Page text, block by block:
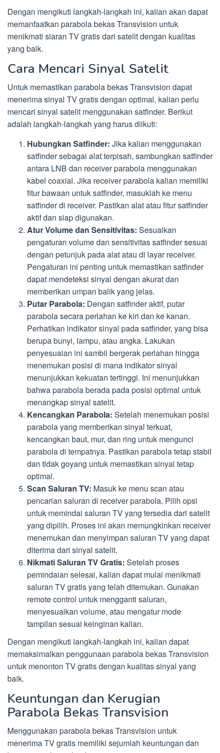
Dengan mengikuti langkah-langkah ini, kalian akan dapat
memanfaatkan parabola bekas Transvision untuk
menikmati siaran TV gratis dari satelit dengan kualitas
yang baik.
Cara Mencari Sinyal Satelit
Untuk memastikan parabola bekas Transvision dapat
menerima sinyal TV gratis dengan optimal, kalian perlu
mencari sinyal satelit menggunakan satfinder. Berikut
adalah langkah-langkah yang harus diikuti:
Hubungkan Satfinder: Jika kalian menggunakan
satfinder sebagai alat terpisah, sambungkan satfinder
antara LNB dan receiver parabola menggunakan
kabel coaxial. Jika receiver parabola kalian memiliki
fitur bawaan untuk satfinder, masuklah ke menu
satfinder di receiver. Pastikan alat atau fitur satfinder
aktif dan siap digunakan.
Atur Volume dan Sensitivitas: Sesuaikan
pengaturan volume dan sensitivitas satfinder sesuai
dengan petunjuk pada alat atau di layar receiver.
Pengaturan ini penting untuk memastikan satfinder
dapat mendeteksi sinyal dengan akurat dan
memberikan umpan balik yang jelas.
Putar Parabola: Dengan satfinder aktif, putar
parabola secara perlahan ke kiri dan ke kanan.
Perhatikan indikator sinyal pada satfinder, yang bisa
berupa bunyi, lampu, atau angka. Lakukan
penyesuaian ini sambil bergerak perlahan hingga
menemukan posisi di mana indikator sinyal
menunjukkan kekuatan tertinggi. Ini menunjukkan
bahwa parabola berada pada posisi optimal untuk
menangkap sinyal satelit.
Kencangkan Parabola: Setelah menemukan posisi
parabola yang memberikan sinyal terkuat,
kencangkan baut, mur, dan ring untuk mengunci
parabola di tempatnya. Pastikan parabola tetap stabil
dan tidak goyang untuk memastikan sinyal tetap
optimal.
Scan Saluran TV: Masuk ke menu scan atau
pencarian saluran di receiver parabola. Pilih opsi
untuk memindai saluran TV yang tersedia dari satelit
yang dipilih. Proses ini akan memungkinkan receiver
menemukan dan menyimpan saluran TV yang dapat
diterima dari sinyal satelit.
Nikmati Saluran TV Gratis: Setelah proses
pemindaian selesai, kalian dapat mulai menikmati
saluran TV gratis yang telah ditemukan. Gunakan
remote control untuk mengganti saluran,
menyesuaikan volume, atau mengatur mode
tampilan sesuai keinginan kalian.
Dengan mengikuti langkah-langkah ini, kalian dapat
memaksimalkan penggunaan parabola bekas Transvision
untuk menonton TV gratis dengan kualitas sinyal yang
baik.
Keuntungan dan Kerugian
Parabola Bekas Transvision
Menggunakan parabola bekas Transvision untuk
menerima TV gratis memiliki sejumlah keuntungan dan